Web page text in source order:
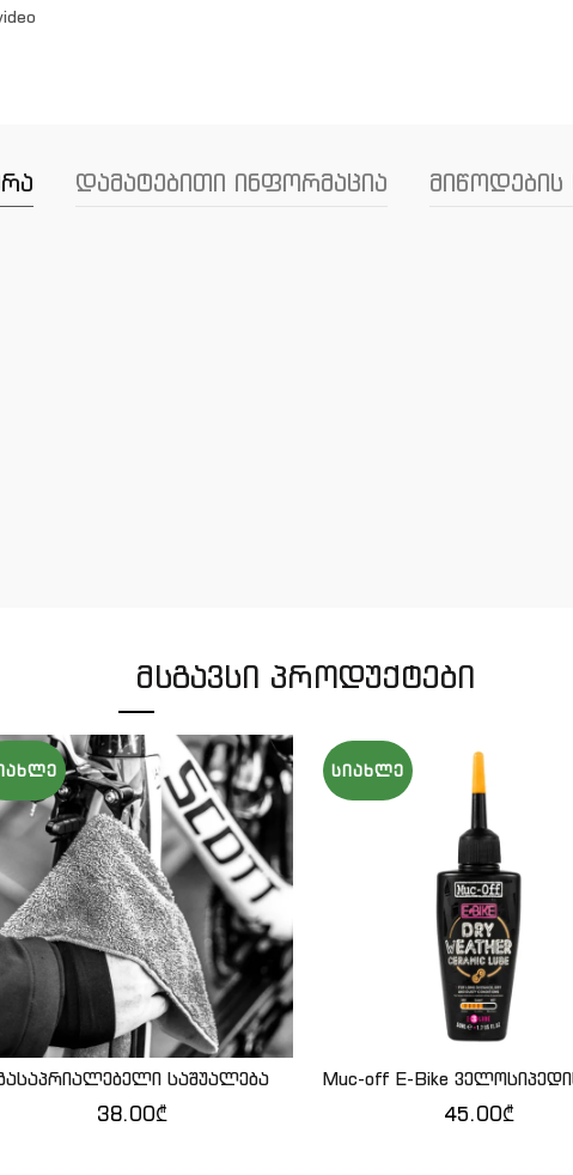
დამატებითი ინფორმაცია მიწოდების
ᲛᲡᲒᲐᲕᲡᲘ ᲞᲠᲝᲓᲣᲥᲢᲔᲑᲘ
ᲙᲐᲚᲐᲗᲐᲨᲘ ᲓᲐᲛᲐᲢᲔᲑᲐ
საშუალება
38.00₾
ᲡᲘᲐᲮᲚᲔ
QUICK SHOP
Muc-off E-Bike
45.00₾